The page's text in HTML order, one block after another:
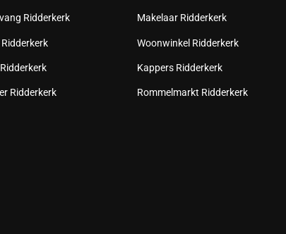
Ridderkerk
Ridderkerk
Makelaar Ridderkerk
Woonwinkel Ridderkerk
Kappers Ridderkerk
Rommelmarkt Ridderkerk